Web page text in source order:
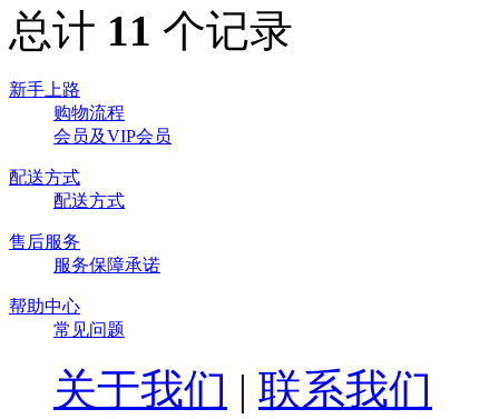
总计 11 个记录
新手上路
购物流程
会员及VIP会员
配送方式
配送方式
售后服务
服务保障承诺
帮助中心
常见问题
关于我们 | 联系我们